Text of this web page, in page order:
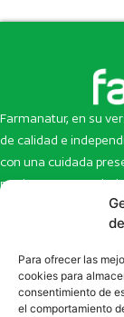
Para ofrecer las
cookies para
consentimiento de
el comportamiento
Farmanatur, en su
de calidad e
con una cuidada
productos y